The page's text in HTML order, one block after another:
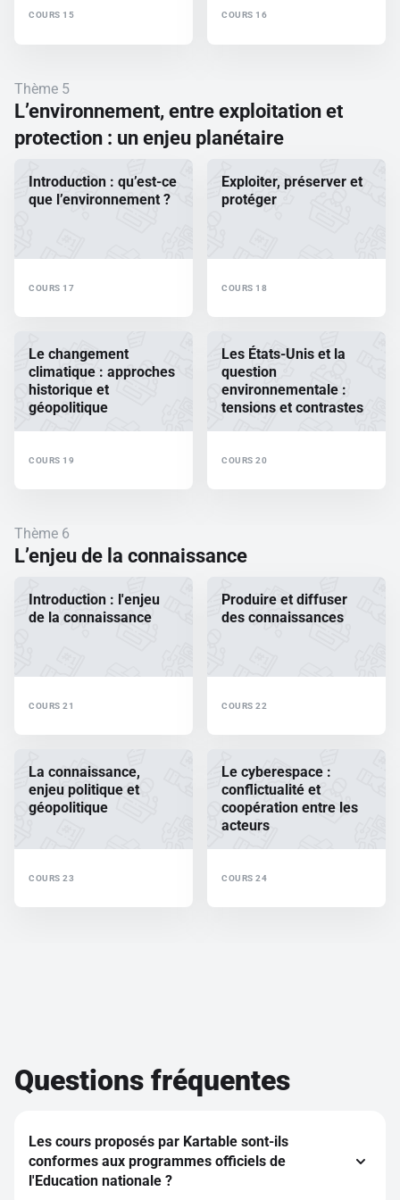
COURS 15 COURS 16
Thème 5
L’environnement, entre exploitation et
protection : un enjeu planétaire
Introduction : qu’est-ce
que l’environnement ?
COURS 17
Exploiter, préserver et
protéger
COURS 18
Le changement
climatique : approches
historique et
géopolitique
COURS 19
Les États-Unis et la
question
environnementale :
tensions et contrastes
COURS 20
Thème 6
L’enjeu de la connaissance
Introduction : l'enjeu
de la connaissance
COURS 21
Produire et diffuser
des connaissances
COURS 22
La connaissance,
enjeu politique et
géopolitique
COURS 23
Le cyberespace :
conflictualité et
coopération entre les
acteurs
COURS 24
Questions fréquentes
Les cours proposés par Kartable sont-ils
conformes aux programmes officiels de
l'Education nationale ?